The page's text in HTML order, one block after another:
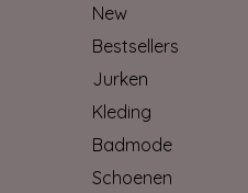
New
Bestsellers
Jurken
Kleding
Badmode
Schoenen